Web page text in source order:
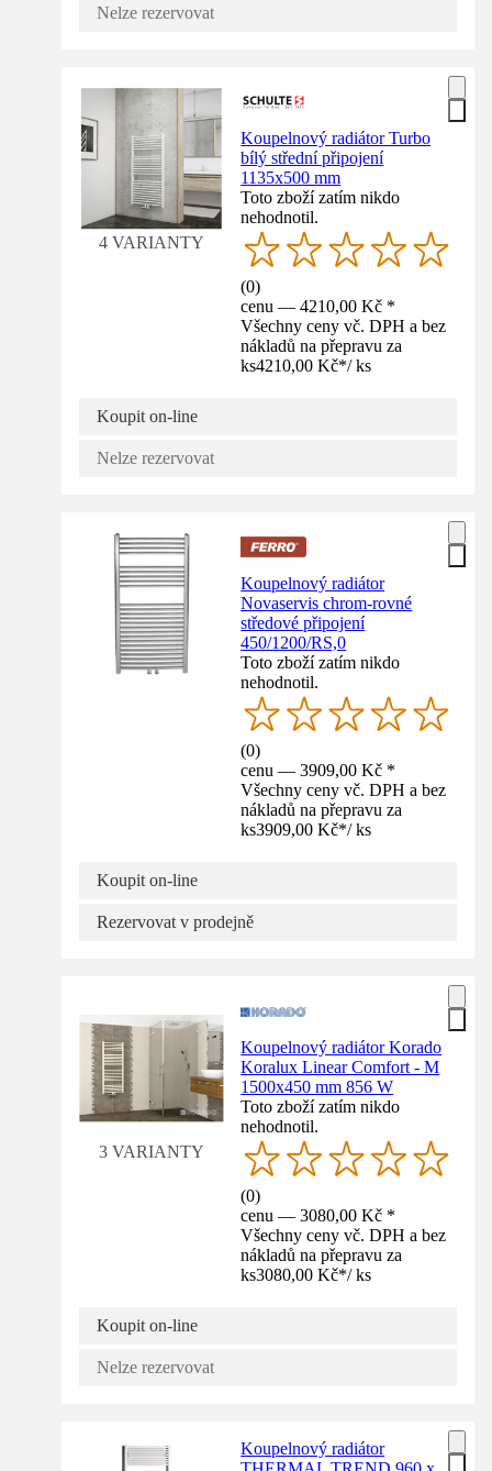
Nelze rezervovat
4 VARIANTY
Koupelnový radiátor Turbo
bílý střední připojení
1135x500 mm
Toto zboží zatím nikdo
nehodnotil.
(0)
cenu — 4210,00 Kč *
Všechny ceny vč. DPH a bez
nákladů na přepravu za
ks4210,00 Kč*/ ks
Koupit on-line
Nelze rezervovat
Koupelnový radiátor
Novaservis chrom-rovné
středové připojení
450/1200/RS,0
Toto zboží zatím nikdo
nehodnotil.
(0)
cenu — 3909,00 Kč *
Všechny ceny vč. DPH a bez
nákladů na přepravu za
ks3909,00 Kč*/ ks
Koupit on-line
Rezervovat v prodejně
3 VARIANTY
Koupelnový radiátor Korado
Koralux Linear Comfort - M
1500x450 mm 856 W
Toto zboží zatím nikdo
nehodnotil.
(0)
cenu — 3080,00 Kč *
Všechny ceny vč. DPH a bez
nákladů na přepravu za
ks3080,00 Kč*/ ks
Koupit on-line
Nelze rezervovat
Koupelnový radiátor